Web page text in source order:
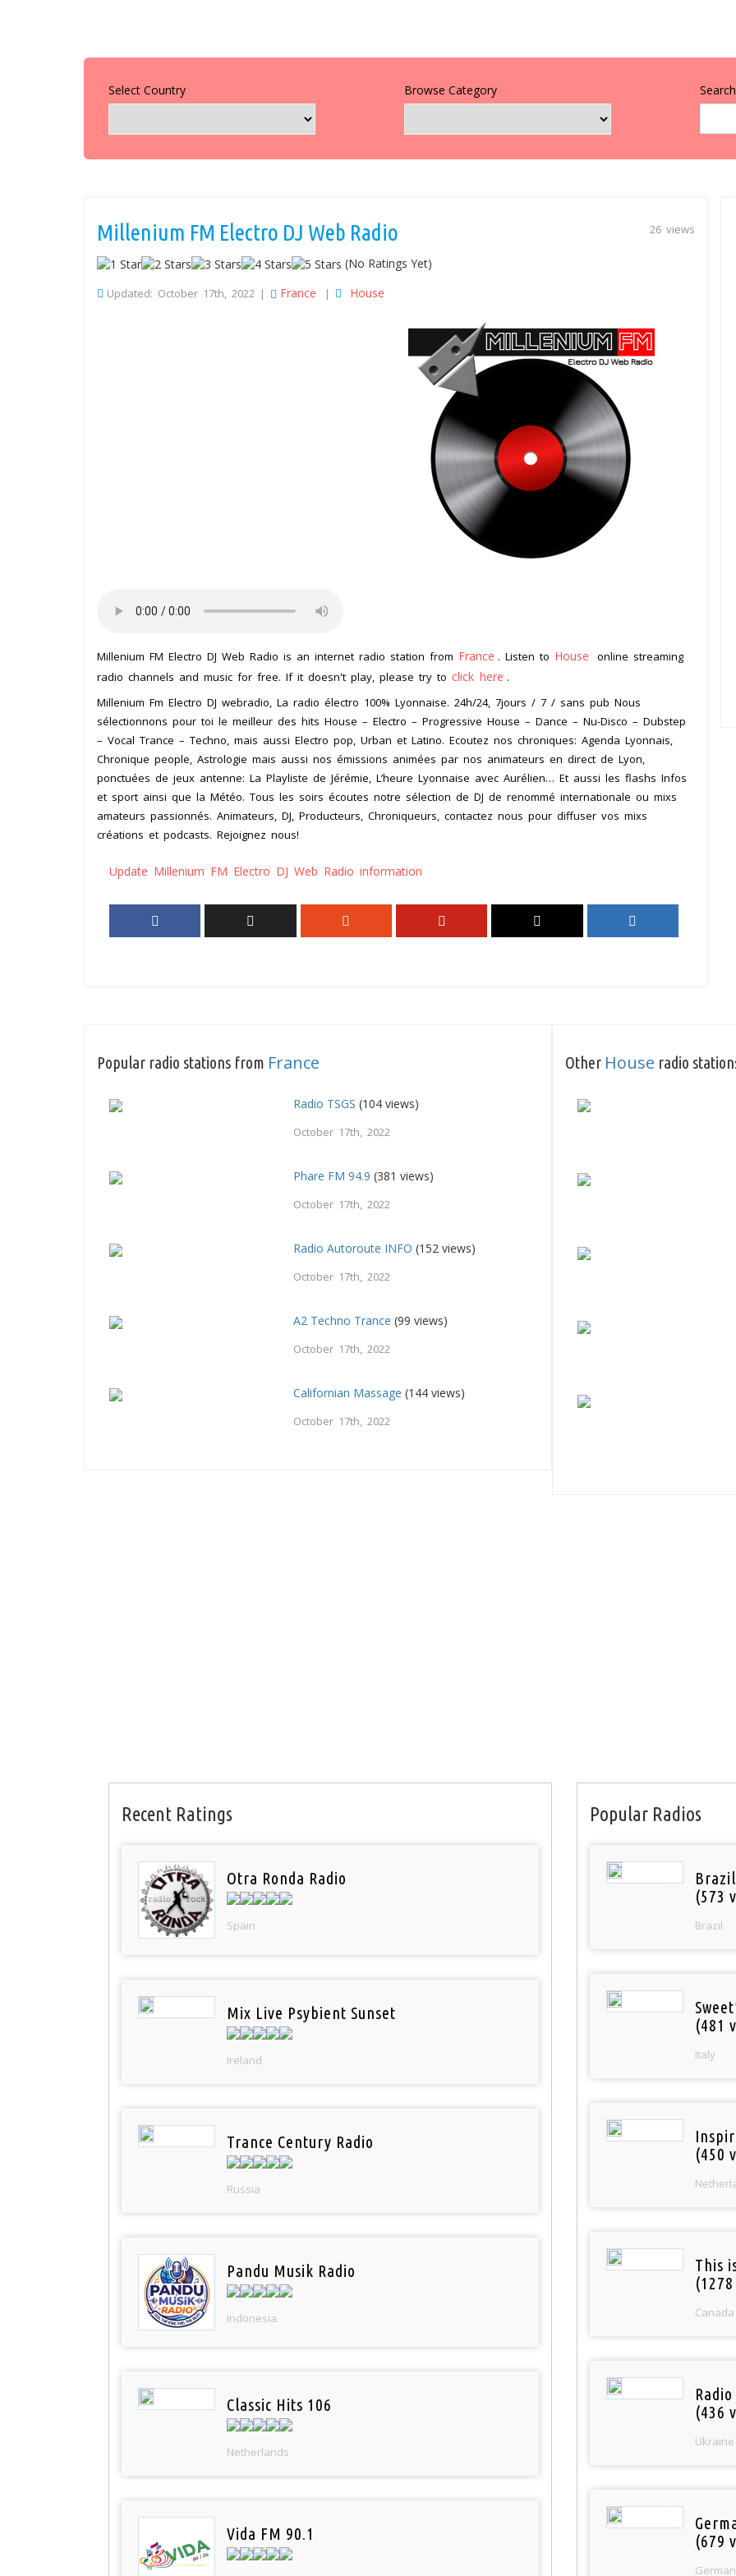
Select Country Browse Category
26 views
Millenium FM Electro DJ Web Radio
(No Ratings Yet)
Updated: October 17th, 2022 | France | House
Millenium FM Electro DJ Web Radio is an internet radio station from France . Listen to House
online streaming
radio channels and music for free. If it doesn't play, please try to click here .
Millenium Fm Electro DJ webradio, La radio électro 100% Lyonnaise. 24h/24, 7jours / 7 / sans pub Nous
sélectionnons pour toi le meilleur des hits House – Electro – Progressive House – Dance – Nu-Disco – Dubstep
– Vocal Trance – Techno, mais aussi Electro pop, Urban et Latino. Ecoutez nos chroniques: Agenda Lyonnais,
Chronique people, Astrologie mais aussi nos émissions animées par nos animateurs en direct de Lyon,
ponctuées de jeux antenne: La Playliste de Jérémie, L’heure Lyonnaise avec Aurélien… Et aussi les flashs Infos
et sport ainsi que la Météo. Tous les soirs écoutes notre sélection de DJ de renommé internationale ou mixs
amateurs passionnés. Animateurs, DJ, Producteurs, Chroniqueurs, contactez nous pour diffuser vos mixs
créations et podcasts. Rejoignez nous!
Update Millenium FM Electro DJ Web Radio information
Popular radio stations from France
Radio TSGS (104 views)
October 17th, 2022
Phare FM 94.9 (381 views)
October 17th, 2022
Radio Autoroute INFO (152 views)
October 17th, 2022
A2 Techno Trance (99 views)
October 17th, 2022
Californian Massage (144 views)
October 17th, 2022
Other House radio
Recent Ratings
Otra Ronda Radio
Spain
Mix Live Psybient Sunset
Ireland
Trance Century Radio
Russia
Pandu Musik Radio
Indonesia
Classic Hits 106
Netherlands
Vida FM 90.1
Popular Radios
(573
Brazil
(481
Italy
(450
This
Canada
(436
Ukraine
(679